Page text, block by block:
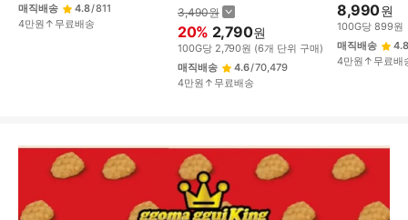
매직배송
4.8/811
4만원↑무료배송
3,490원
20% 2,790원
100G당 2,790원 (6개 단위 구매)
매직배송
4.6/70,479
4만원↑무료배송
8,990원
100G당 899원
매직배송
4.8
4만원↑무료배